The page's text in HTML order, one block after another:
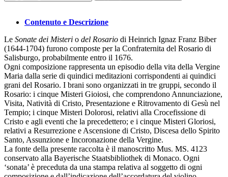
Contenuto e Descrizione
Le Sonate dei Misteri o del Rosario di Heinrich Ignaz Franz Biber
(1644-1704) furono composte per la Confraternita del Rosario di
Salisburgo, probabilmente entro il 1676.
Ogni composizione rappresenta un episodio della vita della Vergine
Maria dalla serie di quindici meditazioni corrispondenti ai quindici
grani del Rosario. I brani sono organizzati in tre gruppi, secondo il
Rosario: i cinque Misteri Gioiosi, che comprendono Annunciazione,
Visita, Natività di Cristo, Presentazione e Ritrovamento di Gesù nel
Tempio; i cinque Misteri Dolorosi, relativi alla Crocefissione di
Cristo e agli eventi che la precedettero; e i cinque Misteri Gloriosi,
relativi a Resurrezione e Ascensione di Cristo, Discesa dello Spirito
Santo, Assunzione e Incoronazione della Vergine.
La fonte della presente raccolta è il manoscritto Mus. MS. 4123
conservato alla Bayerische Staatsbibliothek di Monaco. Ogni
‘sonata’ è preceduta da una stampa relativa al soggetto di ogni